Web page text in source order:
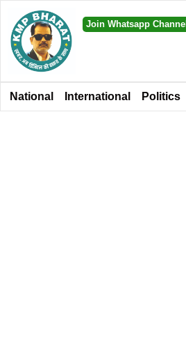
Join Whatsapp Channel
National International Politics